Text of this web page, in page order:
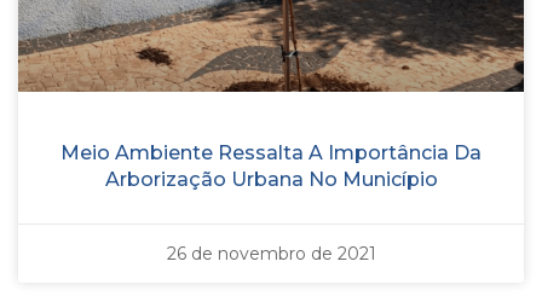
Meio Ambiente Ressalta A Importância Da
Arborização Urbana No Município
26 de novembro de 2021